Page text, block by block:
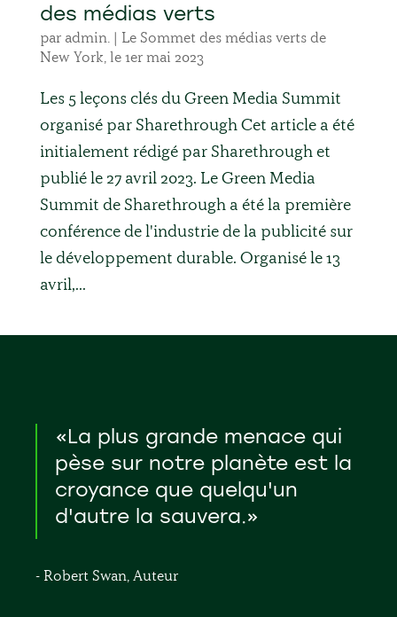
des médias verts
par admin. | Le Sommet des médias verts de
New York , le 1er mai 2023
Les 5 leçons clés du Green Media Summit
organisé par Sharethrough Cet article a été
initialement rédigé par Sharethrough et
publié le 27 avril 2023. Le Green Media
Summit de Sharethrough a été la première
conférence de l'industrie de la publicité sur
le développement durable. Organisé le 13
avril,...
«La plus grande menace qui
pèse sur notre planète est la
croyance que quelqu'un
d'autre la sauvera.»
- Robert Swan, Auteur